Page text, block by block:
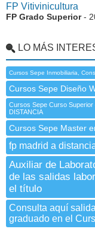
FP Vitivinicultura
FP Grado Superior-
LO MÁS
Cursos Sepe Inmobiliaria,
Cursos Sepe Diseño
Cursos Sepe Curso Superior
DISTANCIA
Cursos Sepe Master
fp madrid a
Auxiliar de
de las salidas
el título
Consulta aquí
graduado en el